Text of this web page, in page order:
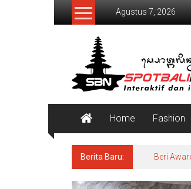
Lompat
Agustus 7, 2026
SpotBaliNews
Home Fashion
Berita Baru: Beri